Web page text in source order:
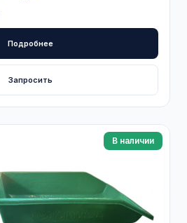
Подробнее
Запросить
В наличии